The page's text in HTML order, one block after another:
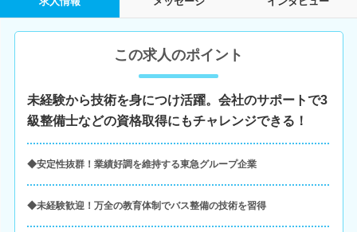
この求人のポイント
未経験から技術を身につけ活躍。会社のサポートで3
級整備士などの資格取得にもチャレンジできる！
◆安定性抜群！業績好調を維持する東急グループ企業
◆未経験歓迎！万全の教育体制でバス整備の技術を習得